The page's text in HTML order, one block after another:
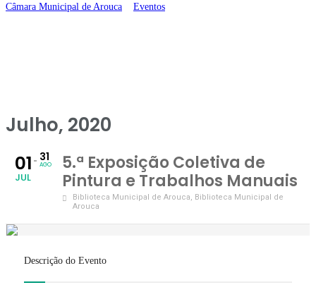
Câmara Municipal de Arouca Eventos
Julho, 2020
01
JUL
31
AGO
5.ª Exposição Coletiva de
Pintura e Trabalhos Manuais
Biblioteca Municipal de Arouca, Biblioteca Municipal de
Arouca
Descrição do Evento